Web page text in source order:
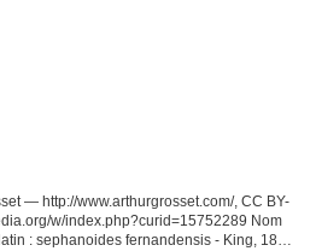
— http://www.arthurgrosset.com/, CC BY-
w/index.php?curid=15752289 Nom
: sephanoides fernandensis - King, 1831